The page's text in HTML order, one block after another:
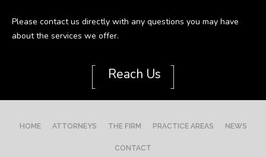
Please contact us directly with any questions you may have
about the services we offer.
[ Reach Us ]
HOME ATTORNEYS THE FIRM PRACTICE AREAS NEWS
CONTACT